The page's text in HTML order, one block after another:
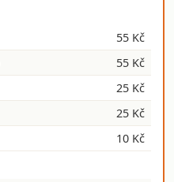
55 Kč
55 Kč
25 Kč
25 Kč
10 Kč